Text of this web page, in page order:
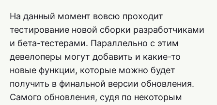
На данный момент вовсю проходит
тестирование новой сборки разработчиками
и бета-тестерами. Параллельно с этим
девелоперы могут добавить и какие-то
новые функции, которые можно будет
получить в финальной версии обновления.
Самого обновления, судя по некоторым